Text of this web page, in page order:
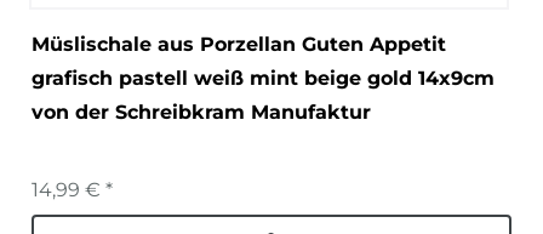
Müslischale aus Porzellan Guten Appetit
grafisch pastell weiß mint beige gold 14x9cm
von der Schreibkram Manufaktur
14,99 € *